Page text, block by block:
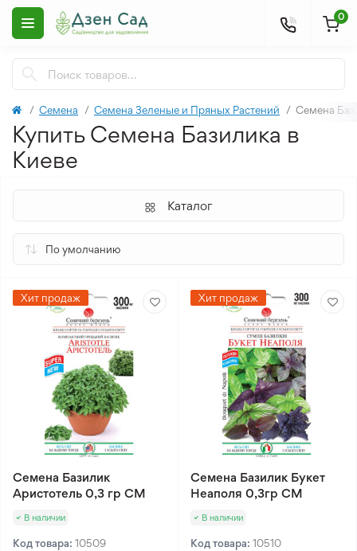
0
Семена Семена Зеленые и Пряных Растений Семена
Купить Семена Базилика в
Киеве
Каталог
Хит продаж
Семена Базилик
Аристотель 0,3 гр СМ
В наличии
Код товара: 10509
Хит продаж
Семена Базилик Букет
Неаполя 0,3гр СМ
В наличии
Код товара: 10510